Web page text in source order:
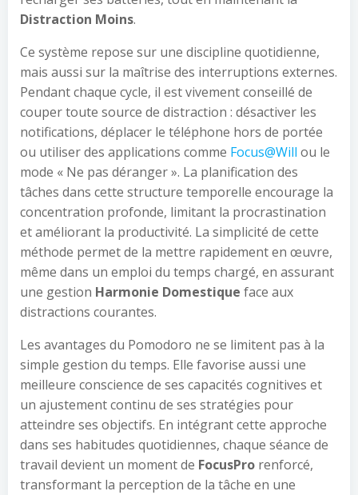
Distraction Moins.
Ce système repose sur une discipline quotidienne,
mais aussi sur la maîtrise des interruptions externes.
Pendant chaque cycle, il est vivement conseillé de
couper toute source de distraction : désactiver les
notifications, déplacer le téléphone hors de portée
ou utiliser des applications comme Focus@Will ou le
mode « Ne pas déranger ». La planification des
tâches dans cette structure temporelle encourage la
concentration profonde, limitant la procrastination
et améliorant la productivité. La simplicité de cette
méthode permet de la mettre rapidement en œuvre,
même dans un emploi du temps chargé, en assurant
une gestion Harmonie Domestique face aux
distractions courantes.
Les avantages du Pomodoro ne se limitent pas à la
simple gestion du temps. Elle favorise aussi une
meilleure conscience de ses capacités cognitives et
un ajustement continu de ses stratégies pour
atteindre ses objectifs. En intégrant cette approche
dans ses habitudes quotidiennes, chaque séance de
travail devient un moment de FocusPro renforcé,
transformant la perception de la tâche en une